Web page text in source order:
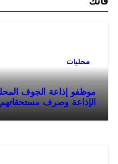
محليات
موظفو إذاعة الجوف
الإذاعة وصرف مستحقاتهم